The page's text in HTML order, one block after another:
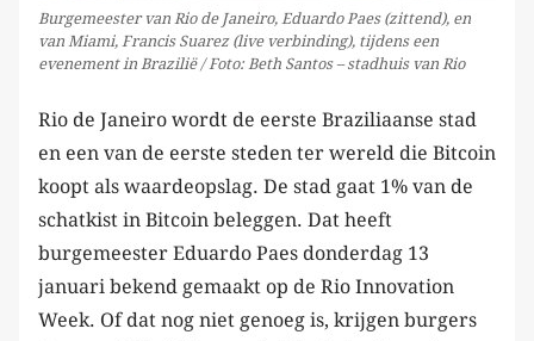
Burgemeester van Rio de Janeiro, Eduardo Paes (zittend), en
van Miami, Francis Suarez (live verbinding), tijdens een
evenement in Brazilië / Foto: Beth Santos – stadhuis van Rio
Rio de Janeiro wordt de eerste Braziliaanse stad
en een van de eerste steden ter wereld die Bitcoin
koopt als waardeopslag. De stad gaat 1% van de
schatkist in Bitcoin beleggen. Dat heeft
burgemeester Eduardo Paes donderdag 13
januari bekend gemaakt op de Rio Innovation
Week. Of dat nog niet genoeg is, krijgen burgers